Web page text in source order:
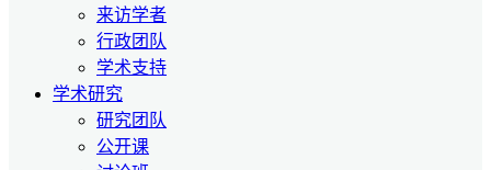
来访学者
行政团队
学术支持
学术研究
研究团队
公开课